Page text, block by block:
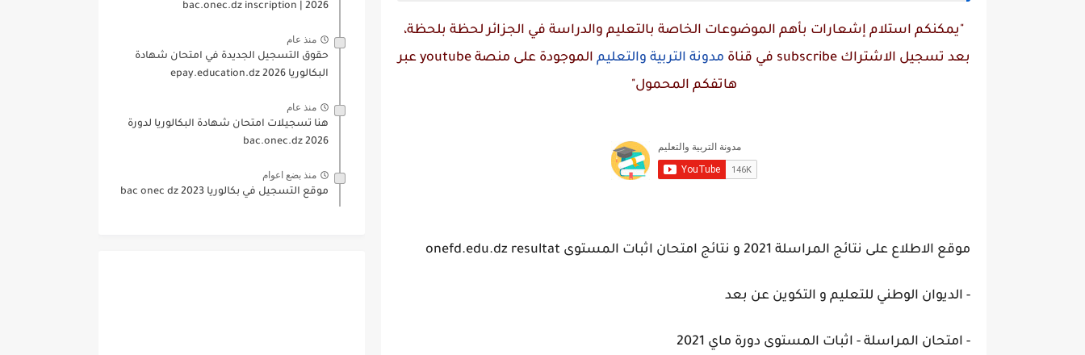
"يمكنكم استلام إشعارات بأهم الموضوعات الخاصة بالتعليم والدراسة في الجزائر لحظة بلحظة،
بعد تسجيل الاشتراكsubscribe في قناة مدونة التربية والتعليم الموجودة على منصةyoutube عبر
هاتفكم المحمول"
موقع الاطلاع على نتائج المراسلة 2021 و نتائج امتحان اثبات المستوى onefd.edu.dz resultat
- الديوان الوطني للتعليم و التكوين عن بعد
- امتحان المراسلة - اثبات المستوى دورة ماي 2021
2026 | bac.onec.dz inscription
منذ عام
حقوق التسجيل الجديدة في امتحان شهادة
البكالوريا 2026 epay.education.dz
منذ عام
هنا تسجيلات امتحان شهادة البكالوريا لدورة
2026 bac.onec.dz
منذ بضع اعوام
موقع التسجيل في بكالوريا 2023 bac onec dz